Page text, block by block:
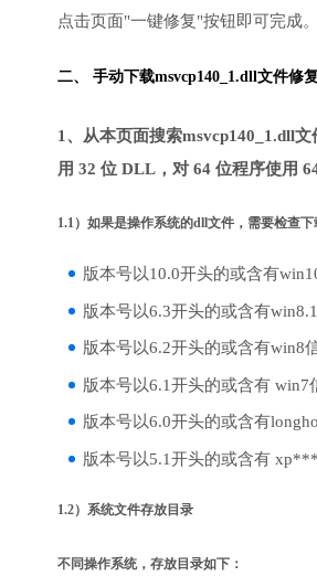
点击页面"一键修复"按钮即可完成。
二、 手动下载msvcp140_1.dll文件修复
1、从本页面搜索msvcp140_1.dll
用 32 位 DLL，对 64 位程序使用
1.1）如果是操作系统的dll文件，需要检查
版本号以10.0开头的或含有
版本号以6.3开头的或含有
版本号以6.2开头的或含有win8
版本号以6.1开头的或含有
版本号以6.0开头的或含有
版本号以5.1开头的或含有
1.2）系统文件存放目录
不同操作系统，存放目录如下：